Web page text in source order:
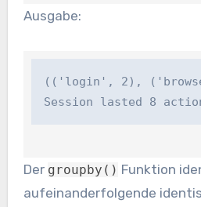
Ausgabe:
(('login', 2),
Session lasted 8
Der groupby() Funktion
aufeinanderfolgende